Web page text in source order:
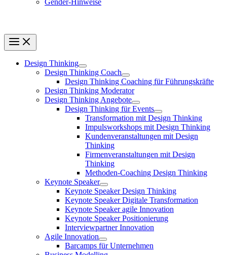
Gender-Hinweise
Design Thinking
Design Thinking Coach
Design Thinking Coaching für Führungskräfte
Design Thinking Moderator
Design Thinking Angebote
Design Thinking für Events
Transformation mit Design Thinking
Impulsworkshops mit Design Thinking
Kundenveranstaltungen mit Design
Thinking
Firmenveranstaltungen mit Design
Thinking
Methoden-Coaching Design Thinking
Keynote Speaker
Keynote Speaker Design Thinking
Keynote Speaker Digitale Transformation
Keynote Speaker agile Innovation
Keynote Speaker Positionierung
Interviewpartner Innovation
Agile Innovation
Barcamps für Unternehmen